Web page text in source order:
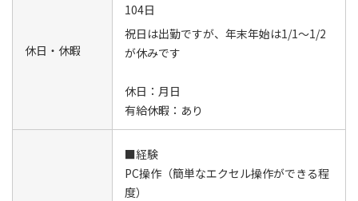
休日・休暇
104日
祝日は出勤ですが、年末年始は1/1～1/2
が休みです
休日：月日
有給休暇：あり
■経験
PC操作（簡単なエクセル操作ができる程
度）